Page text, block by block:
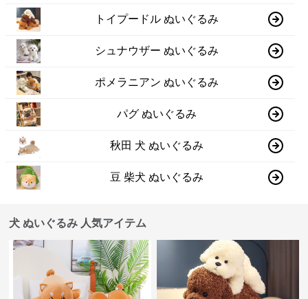
トイプードル ぬいぐるみ
シュナウザー ぬいぐるみ
ポメラニアン ぬいぐるみ
パグ ぬいぐるみ
秋田 犬 ぬいぐるみ
豆 柴犬 ぬいぐるみ
犬 ぬいぐるみ 人気アイテム